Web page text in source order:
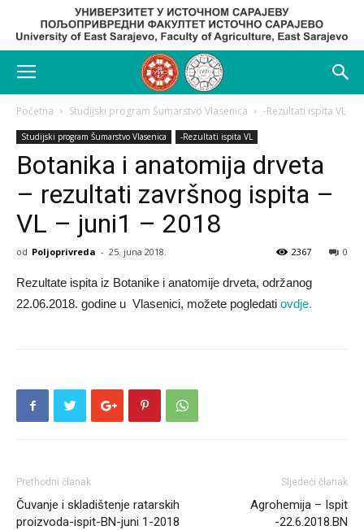
Početna Studijski program Šumarstvo Vlasenica -Rezultati ispita VL
Studijski program Šumarstvo Vlasenica -Rezultati ispita VL
Botanika i anatomija drveta
– rezultati završnog ispita –
VL – juni1 – 2018
od Poljoprivreda - 25. juna 2018. 0
2367
Rezultate ispita iz Botanike i anatomije drveta, održanog
22.06.2018. godine u Vlasenici, možete pogledati ovdje.
Prethodni članak
Čuvanje i skladištenje ratarskih
proizvoda-ispit-BN-juni 1-2018
Sljedeći članak
Agrohemija – Ispit
-22.6.2018.BN